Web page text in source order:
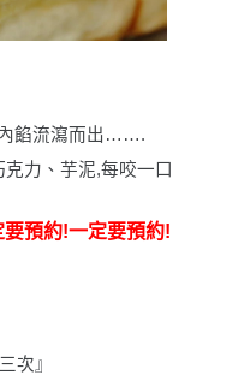
內餡流瀉而出…….
力、芋泥,每咬一口
預約!一定要預約!
次』